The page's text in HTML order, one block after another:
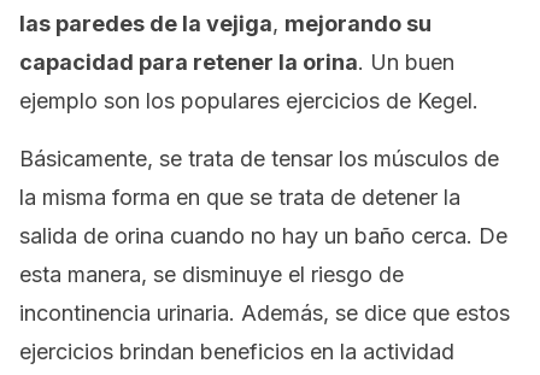
las paredes de la vejiga, mejorando su
capacidad para retener la orina. Un buen
ejemplo son los populares ejercicios de Kegel.
Básicamente, se trata de tensar los músculos de
la misma forma en que se trata de detener la
salida de orina cuando no hay un baño cerca. De
esta manera, se disminuye el riesgo de
incontinencia urinaria. Además, se dice que estos
ejercicios brindan beneficios en la actividad